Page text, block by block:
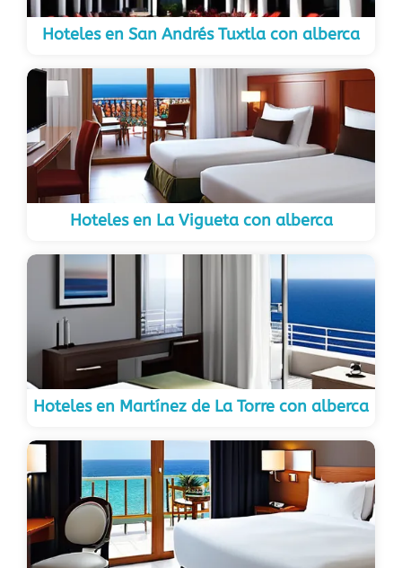
Hoteles en San Andrés Tuxtla con alberca
Hoteles en La Vigueta con alberca
Hoteles en Martínez de La Torre con alberca